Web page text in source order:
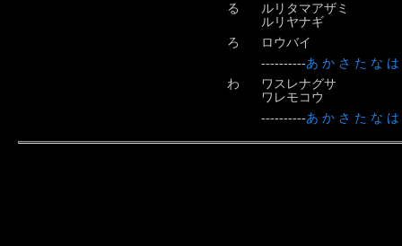
る
ルリタマアザミ
ルリヤナギ
ろ
ロウバイ
----------あ か さ た な は
わ
ワスレナグサ
ワレモコウ
----------あ か さ た な は